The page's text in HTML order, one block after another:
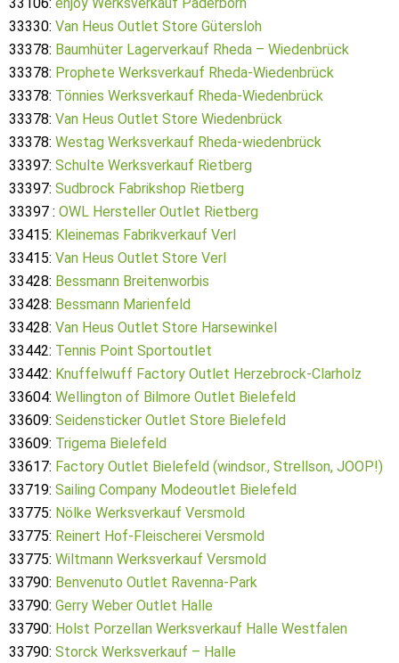
33330: Van Heus Outlet Store Gütersloh
33378: Baumhüter Lagerverkauf Rheda – Wiedenbrück
33378: Prophete Werksverkauf Rheda-Wiedenbrück
33378: Tönnies Werksverkauf Rheda-Wiedenbrück
33378: Van Heus Outlet Store Wiedenbrück
33378: Westag Werksverkauf Rheda-wiedenbrück
33397: Schulte Werksverkauf Rietberg
33397: Sudbrock Fabrikshop Rietberg
33397 : OWL Hersteller Outlet Rietberg
33415: Kleinemas Fabrikverkauf Verl
33415: Van Heus Outlet Store Verl
33428: Bessmann Breitenworbis
33428: Bessmann Marienfeld
33428: Van Heus Outlet Store Harsewinkel
33442: Tennis Point Sportoutlet
33442: Knuffelwuff Factory Outlet Herzebrock-Clarholz
33604: Wellington of Bilmore Outlet Bielefeld
33609: Seidensticker Outlet Store Bielefeld
33609: Trigema Bielefeld
33617: Factory Outlet Bielefeld (windsor., Strellson, JOOP!)
33719: Sailing Company Modeoutlet Bielefeld
33775: Nölke Werksverkauf Versmold
33775: Reinert Hof-Fleischerei Versmold
33775: Wiltmann Werksverkauf Versmold
33790: Benvenuto Outlet Ravenna-Park
33790: Gerry Weber Outlet Halle
33790: Holst Porzellan Werksverkauf Halle Westfalen
33790: Storck Werksverkauf – Halle